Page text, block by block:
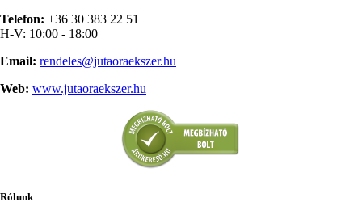
Telefon: +36 30 383 22 51
H-V: 10:00 - 18:00
Email: rendeles@jutaoraekszer.hu
Web: www.jutaoraekszer.hu
Rólunk